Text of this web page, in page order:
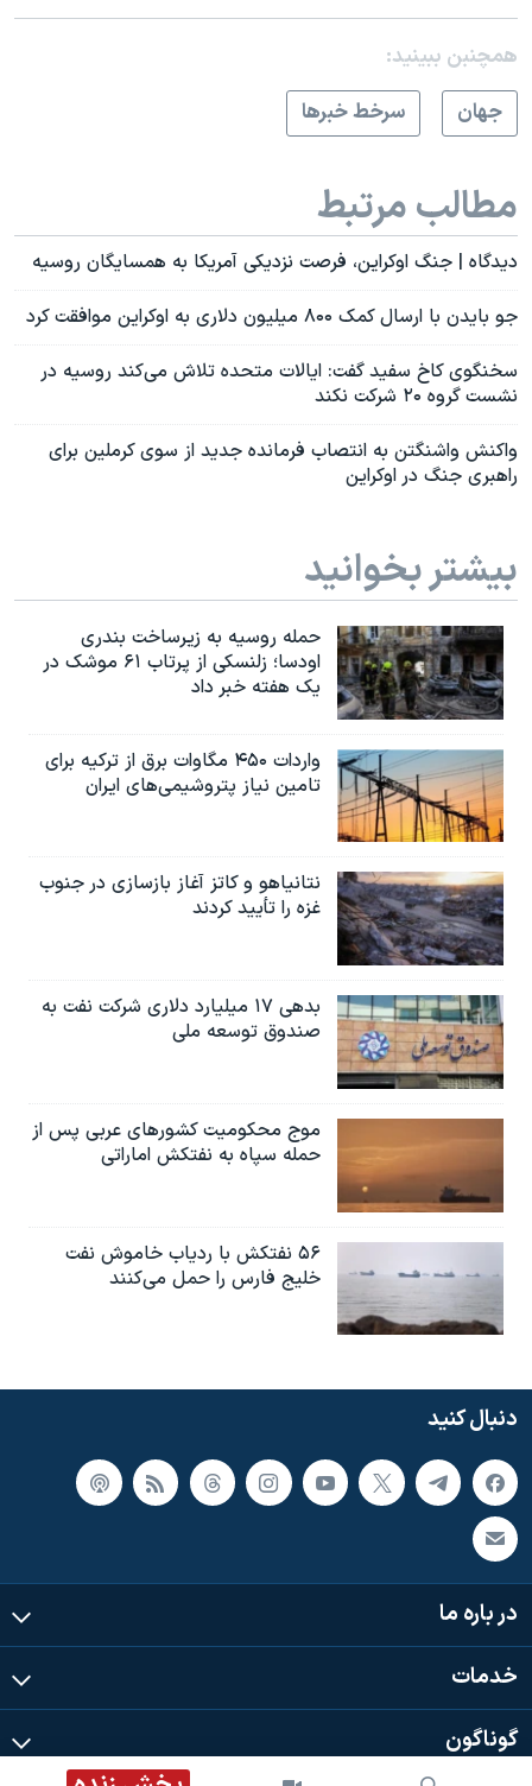
همچنبن ببینید:
جهان
سرخط خبرها
مطالب مرتبط
دیدگاه | جنگ اوکراین، فرصت نزدیکی آمریکا به همسایگان روسیه
جو بایدن با ارسال کمک ۸۰۰ میلیون دلاری به اوکراین موافقت کرد
سخنگوی کاخ سفید گفت: ایالات متحده تلاش می‌کند روسیه در
نشست گروه ۲۰ شرکت نکند
واکنش واشنگتن به انتصاب فرمانده جدید از سوی کرملین برای
راهبری جنگ در اوکراین
بیشتر بخوانید
حمله روسیه به زیرساخت بندری
اودسا؛ زلنسکی از پرتاب ۶۱ موشک در
یک هفته خبر داد
واردات ۴۵۰ مگاوات برق از ترکیه برای
تامین نیاز پتروشیمی‌های ایران
نتانیاهو و کاتز آغاز بازسازی در جنوب
غزه را تأیید کردند
بدهی ۱۷ میلیارد دلاری شرکت نفت به
صندوق توسعه ملی
موج محکومیت کشورهای عربی پس از
حمله سپاه به نفتکش اماراتی
۵۶ نفتکش با ردیاب خاموش نفت
خلیج فارس را حمل می‌کنند
دنبال کنید
در باره ما
خدمات
گوناگون